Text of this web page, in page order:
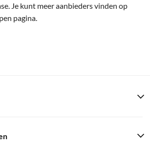
Je kunt meer aanbieders vinden op
pagina.